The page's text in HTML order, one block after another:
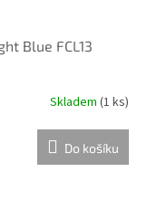
Blue FCL13
Skladem (1 ks)
Do košíku